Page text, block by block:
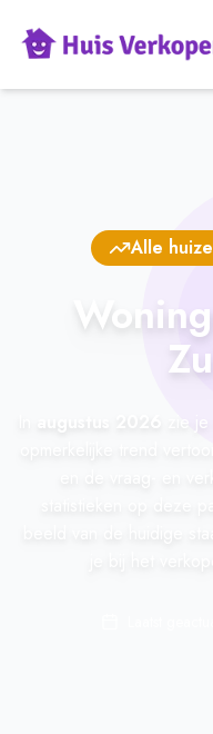
Alle
zie
opmerkelijke trend